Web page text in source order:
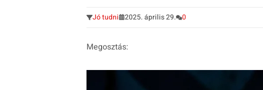
Jó tudni 2025. április 29. 0
Megosztás: